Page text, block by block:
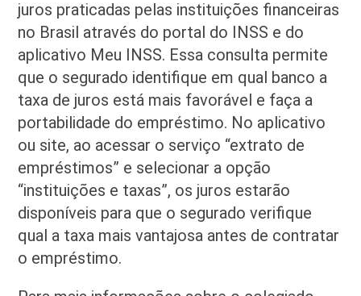
juros praticadas pelas instituições financeiras
no Brasil através do portal do INSS e do
aplicativo Meu INSS. Essa consulta permite
que o segurado identifique em qual banco a
taxa de juros está mais favorável e faça a
portabilidade do empréstimo. No aplicativo
ou site, ao acessar o serviço “extrato de
empréstimos” e selecionar a opção
“instituições e taxas”, os juros estarão
disponíveis para que o segurado verifique
qual a taxa mais vantajosa antes de contratar
o empréstimo.